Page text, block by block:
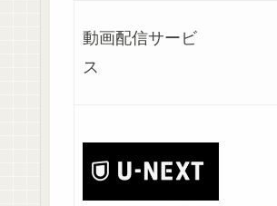
動画配信サービ
ス